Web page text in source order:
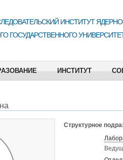
ИНСТИТУТ
ГОСУДАРСТВЕННОГО
ИНСТИТУТ
Структурное